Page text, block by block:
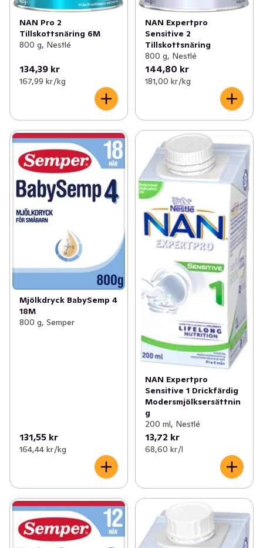
NAN Pro 2
Tillskottsnäring 6M
800 g, Nestlé
134,39 kr
167,99 kr /kg
NAN Expertpro
Sensitive 2
Tillskottsnäring
800 g, Nestlé
144,80 kr
181,00 kr /kg
Mjölkdryck BabySemp 4
18M
800 g, Semper
131,55 kr
164,44 kr /kg
NAN Expertpro
Sensitive 1 Drickfärdig
Modersmjölksersättnin
g
200 ml, Nestlé
13,72 kr
68,60 kr /l